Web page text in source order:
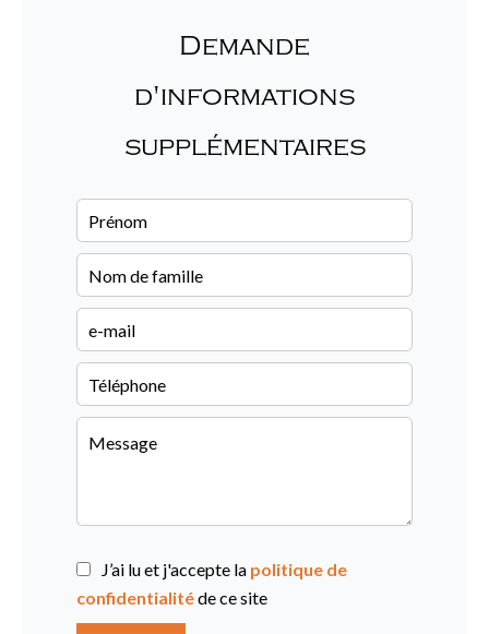
Demande
d'informations
supplémentaires
J’ai lu et j'accepte la politique de
confidentialitéde ce site